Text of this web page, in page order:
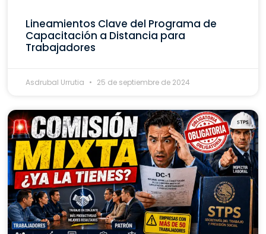
Lineamientos Clave del Programa de
Capacitación a Distancia para
Trabajadores
Asdrubal Urrutia 25 de septiembre de 2024